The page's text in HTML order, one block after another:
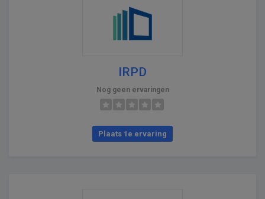
IRPD
Nog geen ervaringen
Plaats 1e ervaring